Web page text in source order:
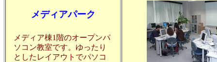
メディアパーク
メディア棟1階のオープンパ
ソコン教室です。ゆったり
としたレイアウトでパソコ